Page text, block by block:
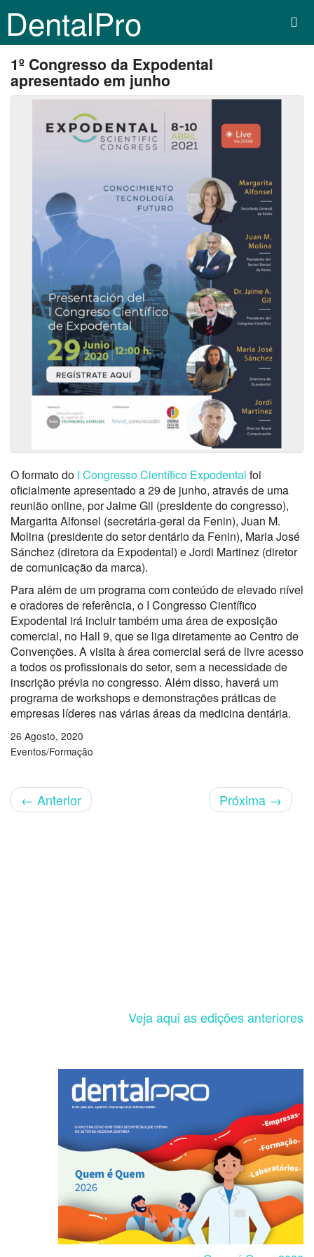
DentalPro
1º Congresso da Expodental
apresentado em junho
O formato do I Congresso Científico Expodental foi
oficialmente apresentado a 29 de junho, através de uma
reunião online, por Jaime Gil (presidente do congresso),
Margarita Alfonsel (secretária-geral da Fenin), Juan M.
Molina (presidente do setor dentário da Fenin), Maria José
Sánchez (diretora da Expodental) e Jordi Martinez (diretor
de comunicação da marca).
Para além de um programa com conteúdo de elevado nível
e oradores de referência, o I Congresso Científico
Expodental irá incluir também uma área de exposição
comercial, no Hall 9, que se liga diretamente ao Centro de
Convenções. A visita à área comercial será de livre acesso
a todos os profissionais do setor, sem a necessidade de
inscrição prévia no congresso. Além disso, haverá um
programa de workshops e demonstrações práticas de
empresas líderes nas várias áreas da medicina dentária.
26 Agosto, 2020
Eventos/Formação
← Anterior Próxima →
Veja aqui as edições anteriores